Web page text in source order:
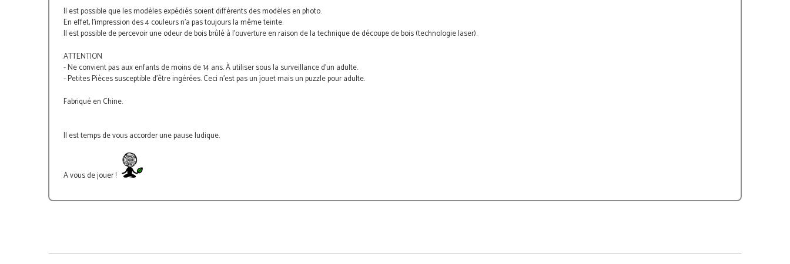
Il est possible que les modèles expédiés soient différents des modèles en photo.
En effet, l'impression des 4 couleurs n'a pas toujours la même teinte.
Il est possible de percevoir une odeur de bois brûlé à l'ouverture en raison de la technique de découpe de bois (technologie laser).
ATTENTION
- Ne convient pas aux enfants de moins de 14 ans. À utiliser sous la surveillance d’un adulte.
- Petites Pièces susceptible d'être ingérées. Ceci n'est pas un jouet mais un puzzle pour adulte.
Fabriqué en Chine.
Il est temps de vous accorder une pause ludique.
A vous de jouer !